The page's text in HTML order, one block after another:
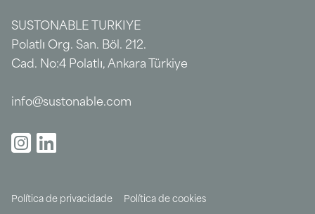
SUSTONABLE TURKIYE
Polatlı Org. San. Böl. 212.
Cad. No:4 Polatlı, Ankara Türkiye
info@sustonable.com
Política de privacidade Política de cookies